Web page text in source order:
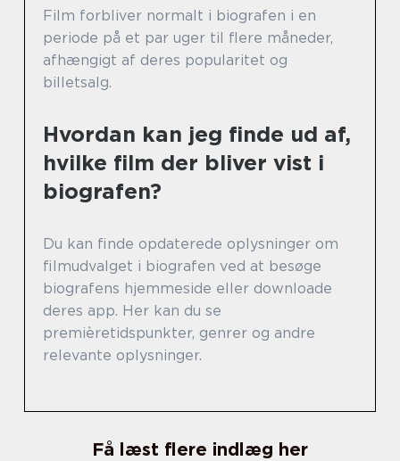
Film forbliver normalt i biografen i en
periode på et par uger til flere måneder,
afhængigt af deres popularitet og
billetsalg.
Hvordan kan jeg finde ud af,
hvilke film der bliver vist i
biografen?
Du kan finde opdaterede oplysninger om
filmudvalget i biografen ved at besøge
biografens hjemmeside eller downloade
deres app. Her kan du se
premièretidspunkter, genrer og andre
relevante oplysninger.
Få læst flere indlæg her